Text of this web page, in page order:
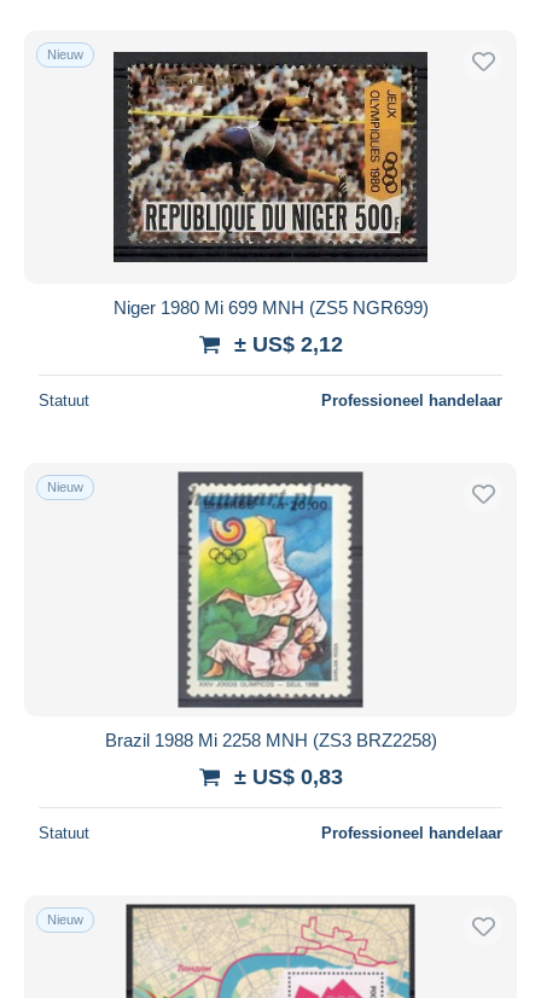
Nieuw
Niger 1980 Mi 699 MNH (ZS5 NGR699)
± US$ 2,12
Statuut Professioneel handelaar
Nieuw
Brazil 1988 Mi 2258 MNH (ZS3 BRZ2258)
± US$ 0,83
Statuut Professioneel handelaar
Nieuw